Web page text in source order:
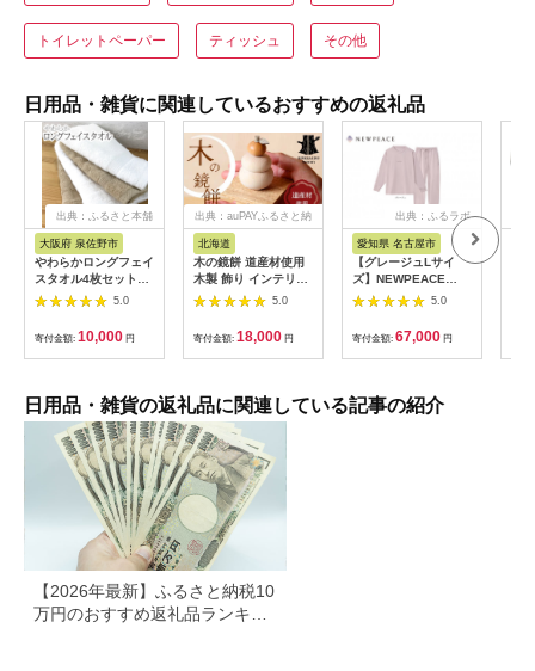
トイレットペーパー ティッシュ その他
日用品・雑貨に関連しているおすすめの返礼品
出典：ふるさと本舗
大阪府 泉佐野市
やわらかロングフェイ
スタオル4枚セットB
G4567
5.0
寄付金額: 10,000 円
出典：auPAYふるさと納
北海道
木の鏡餅 道産材使用
木製 飾り インテリア
HOKKAIDO WOOD
木製 鏡餅 正月飾り イ
ンテリア 日本製 北海
道 道産材 木工 雑貨
縁起物 ギフト おしゃ
5.0
寄付金額: 18,000 円
出典：ふるラボ
愛知県 名古屋市
【グレージュLサイ
ズ】NEWPEACE
Recovery Wear
Sleep Set Long
5.0
寄付金額: 67,000 円
日用品・雑貨の返礼品に関連している記事の紹介
【2026年最新】ふるさと納税10
万円のおすすめ返礼品ランキン